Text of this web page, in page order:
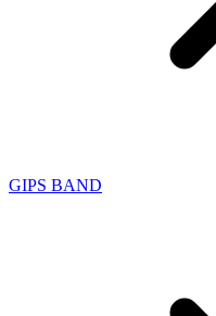
GIPS BAND